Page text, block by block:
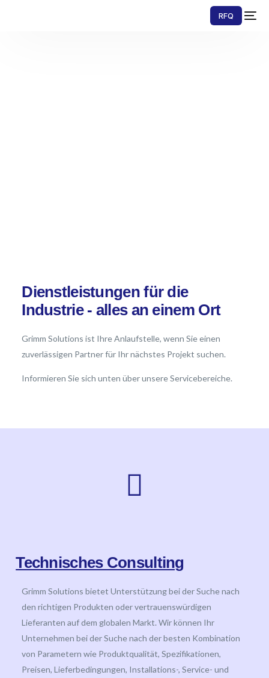
RFQ
Dienstleistungen für die
Industrie - alles an einem Ort
Grimm Solutions ist Ihre Anlaufstelle, wenn Sie einen
zuverlässigen Partner für Ihr nächstes Projekt suchen.
Informieren Sie sich unten über unsere Servicebereiche.
Technisches Consulting
Grimm Solutions bietet Unterstützung bei der Suche nach
den richtigen Produkten oder vertrauenswürdigen
Lieferanten auf dem globalen Markt. Wir können Ihr
Unternehmen bei der Suche nach der besten Kombination
von Parametern wie Produktqualität, Spezifikationen,
Preisen, Lieferbedingungen, Installations-, Service- und